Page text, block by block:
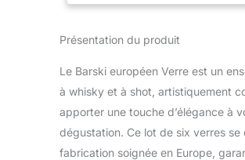
lave-
le look
de la
dessus de
Présentation du produit
Le Barski européen Verre est un
à whisky et à shot, artistiquement
apporter une touche d’élégance à
dégustation. Ce lot de six verres se
fabrication soignée en Europe,